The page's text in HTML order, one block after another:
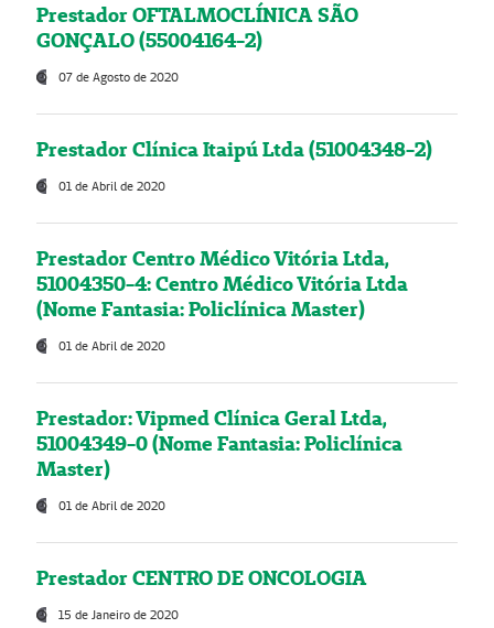
Prestador OFTALMOCLÍNICA SÃO
GONÇALO (55004164-2)
07 de Agosto de 2020
Prestador Clínica Itaipú Ltda (51004348-2)
01 de Abril de 2020
Prestador Centro Médico Vitória Ltda,
51004350-4: Centro Médico Vitória Ltda
(Nome Fantasia: Policlínica Master)
01 de Abril de 2020
Prestador: Vipmed Clínica Geral Ltda,
51004349-0 (Nome Fantasia: Policlínica
Master)
01 de Abril de 2020
Prestador CENTRO DE ONCOLOGIA
15 de Janeiro de 2020